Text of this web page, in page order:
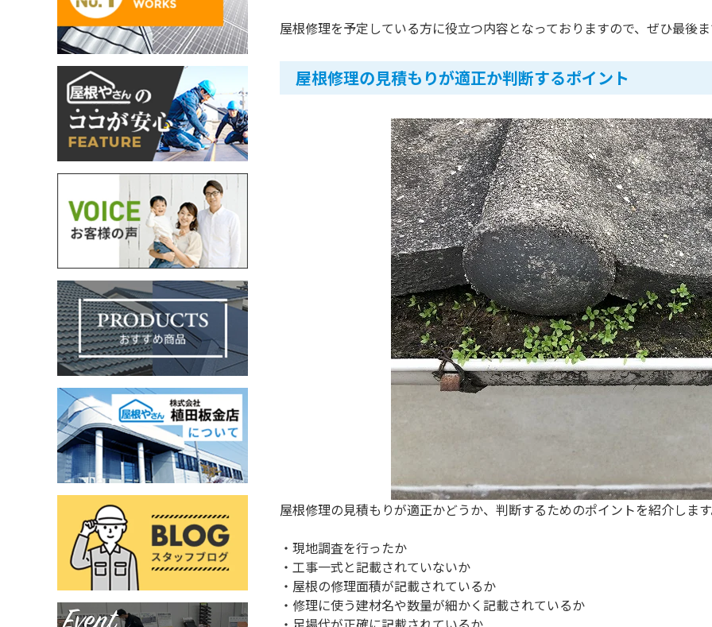
屋根修理を予定している方に役立つ内容となっておりますので、ぜひ最後
屋根修理の見積もりが適正か判断するポイント
屋根修理の見積もりが適正かどうか、判断するためのポイントを紹介しま
・現地調査を行ったか
・工事一式と記載されていないか
・屋根の修理面積が記載されているか
・修理に使う建材名や数量が細かく記載されているか